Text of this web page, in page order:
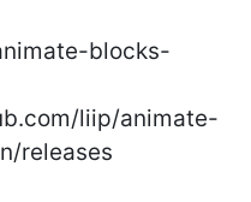
blocks-
liip/animate-
releases